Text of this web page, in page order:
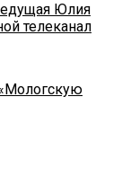
Юлия
телеканал